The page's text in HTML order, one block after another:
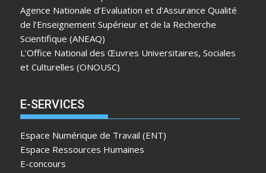
Agence Nationale d’Evaluation et d’Assurance Qualité
de l’Enseignement Supérieur et de la Recherche
Scientifique (ANEAQ)
L’Office National des Œuvres Universitaires, Sociales
et Culturelles (ONOUSC)
E-SERVICES
Espace Numérique de Travail (ENT)
Espace Ressources Humaines
E-concours